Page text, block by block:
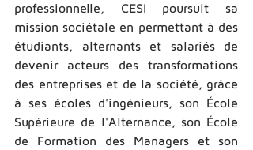
professionnelle, CESI poursuit sa
mission sociétale en permettant à des
étudiants, alternants et salariés de
devenir acteurs des transformations
des entreprises et de la société, grâce
à ses écoles d'ingénieurs, son École
Supérieure de l'Alternance, son École
de Formation des Managers et son